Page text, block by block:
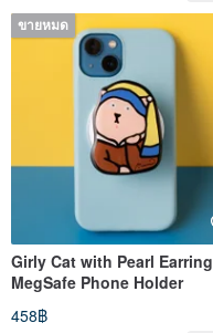
ขายหมด
Girly Cat with Pearl Earring
MegSafe Phone Holder
458฿